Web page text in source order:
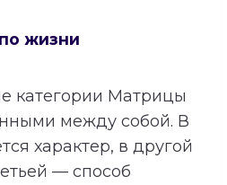
жизни
категории Матрицы
между собой. В
характер, в другой
— способ